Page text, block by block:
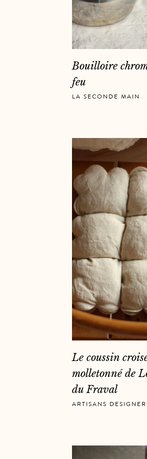
Bouilloire
feu
LA SECONDE MAIN
Le coussin
molletonné de
du Fraval
ARTISANS